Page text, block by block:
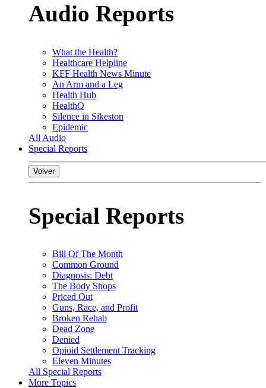
Audio Reports
What the Health?
Healthcare Helpline
KFF Health News Minute
An Arm and a Leg
Health Hub
HealthQ
Silence in Sikeston
Epidemic
All Audio
Special Reports
Volver
Special Reports
Bill Of The Month
Common Ground
Diagnosis: Debt
The Body Shops
Priced Out
Guns, Race, and Profit
Broken Rehab
Dead Zone
Denied
Opioid Settlement Tracking
Eleven Minutes
All Special Reports
More Topics